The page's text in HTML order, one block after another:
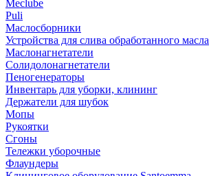
Meclube
Puli
Маслосборники
Устройства для слива обработанного масла
Маслонагнетатели
Солидолонагнетатели
Пеногенераторы
Инвентарь для уборки, клининг
Держатели для шубок
Мопы
Рукоятки
Сгоны
Тележки уборочные
Флаундеры